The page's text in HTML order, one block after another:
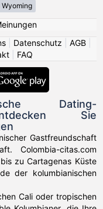
Wyoming
Datenschutz AGB
FAQ
Dating-
Sie
Gastfreundschaft
Colombia-citas.com
zu Cartagenas Küste
der kolumbianischen
Cali oder tropischen